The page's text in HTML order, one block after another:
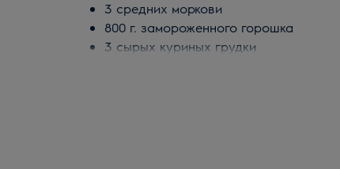
3 средних моркови
800 г. замороженного горошка
3 сырых куриных грудки